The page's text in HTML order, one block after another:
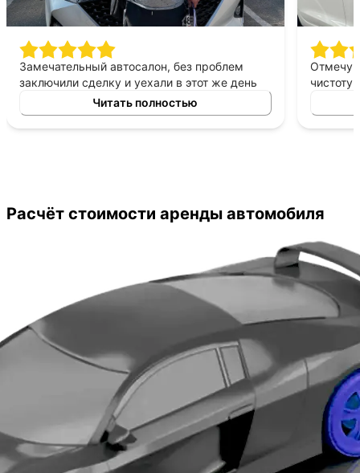
Замечательный автосалон, без проблем
заключили сделку и уехали в этот же день
на новой машине. Рекомендую!
Читать полностью
Отмечу
сделки.
Расчёт стоимости аренды автомобиля